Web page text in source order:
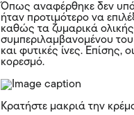
Όπως αναφέρθηκε δεν
ήταν προτιμότερο να
καθώς τα ζυμαρικά
συμπεριλαμβανομένου
και φυτικές ίνες. Επίσης,
κορεσμό.
Κρατήστε μακριά την